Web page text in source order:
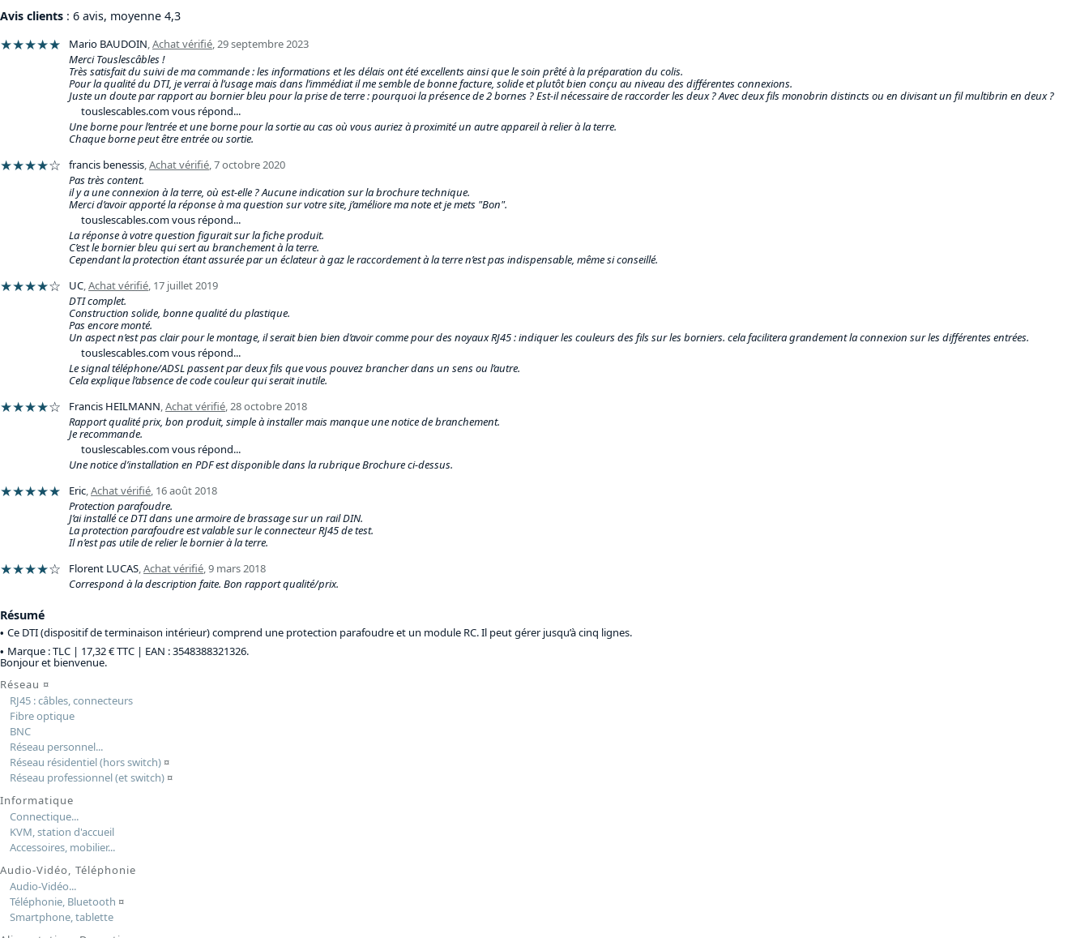
Avis clients : 6 avis, moyenne 4,3
★★★★★ Mario BAUDOIN Achat vérifié 29 septembre 2023
Merci Touslescâbles !
Très satisfait du suivi de ma commande : les informations et les délais ont été excellents ainsi que le soin prêté à la préparation du colis.
Pour la qualité du DTI, je verrai à l’usage mais dans l’immédiat il me semble de bonne facture, solide et plutôt bien conçu au niveau des différentes connexions.
Juste un doute par rapport au bornier bleu pour la prise de terre : pourquoi la présence de 2 bornes ? Est-il nécessaire de raccorder les deux ? Avec deux fils monobrin distincts ou en divisant un fil multibrin en deux ?
touslescables.com vous répond...
Une borne pour l’entrée et une borne pour la sortie au cas où vous auriez à proximité un autre appareil à relier à la terre.
Chaque borne peut être entrée ou sortie.
★★★★☆ francis benessis Achat vérifié 7 octobre 2020
Pas très content.
il y a une connexion à la terre, où est-elle ? Aucune indication sur la brochure technique.
Merci d’avoir apporté la réponse à ma question sur votre site, j’améliore ma note et je mets "Bon".
touslescables.com vous répond...
La réponse à votre question figurait sur la fiche produit.
C’est le bornier bleu qui sert au branchement à la terre.
Cependant la protection étant assurée par un éclateur à gaz le raccordement à la terre n’est pas indispensable, même si conseillé.
★★★★☆ UC Achat vérifié 17 juillet 2019
DTI complet.
Construction solide, bonne qualité du plastique.
Pas encore monté.
Un aspect n’est pas clair pour le montage, il serait bien bien d’avoir comme pour des noyaux RJ45 : indiquer les couleurs des fils sur les borniers. cela facilitera grandement la connexion sur les différentes entrées.
touslescables.com vous répond...
Le signal téléphone/ADSL passent par deux fils que vous pouvez brancher dans un sens ou l’autre.
Cela explique l’absence de code couleur qui serait inutile.
★★★★☆ Francis HEILMANN Achat vérifié 28 octobre 2018
Rapport qualité prix, bon produit, simple à installer mais manque une notice de branchement.
Je recommande.
touslescables.com vous répond...
Une notice d’installation en PDF est disponible dans la rubrique Brochure ci-dessus.
★★★★★ Eric Achat vérifié 16 août 2018
Protection parafoudre.
J’ai installé ce DTI dans une armoire de brassage sur un rail DIN.
La protection parafoudre est valable sur le connecteur RJ45 de test.
Il n’est pas utile de relier le bornier à la terre.
★★★★☆ Florent LUCAS Achat vérifié 9 mars 2018
Correspond à la description faite. Bon rapport qualité/prix.
Résumé
Ce DTI (dispositif de terminaison intérieur) comprend une protection parafoudre et un module RC. Il peut gérer jusqu’à cinq lignes.
Marque : TLC | 17,32 € TTC | EAN : 3548388321326.
Bonjour et bienvenue.
Réseau ¤
RJ45 : câbles, connecteurs
Fibre optique
BNC
Réseau personnel...
Réseau résidentiel (hors switch)¤
Réseau professionnel (et switch)¤
Informatique
Connectique...
KVM, station d'accueil
Accessoires, mobilier...
Audio-Vidéo, Téléphonie
Audio-Vidéo...
Téléphonie, Bluetooth ¤
Smartphone, tablette